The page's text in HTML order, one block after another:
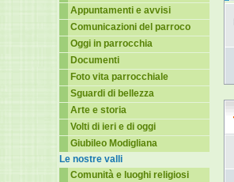
Appuntamenti e avvisi
Comunicazioni del parroco
Oggi in parrocchia
Documenti
Foto vita parrocchiale
Sguardi di bellezza
Arte e storia
Volti di ieri e di oggi
Giubileo Modigliana
Le nostre valli
Comunità e luoghi religiosi